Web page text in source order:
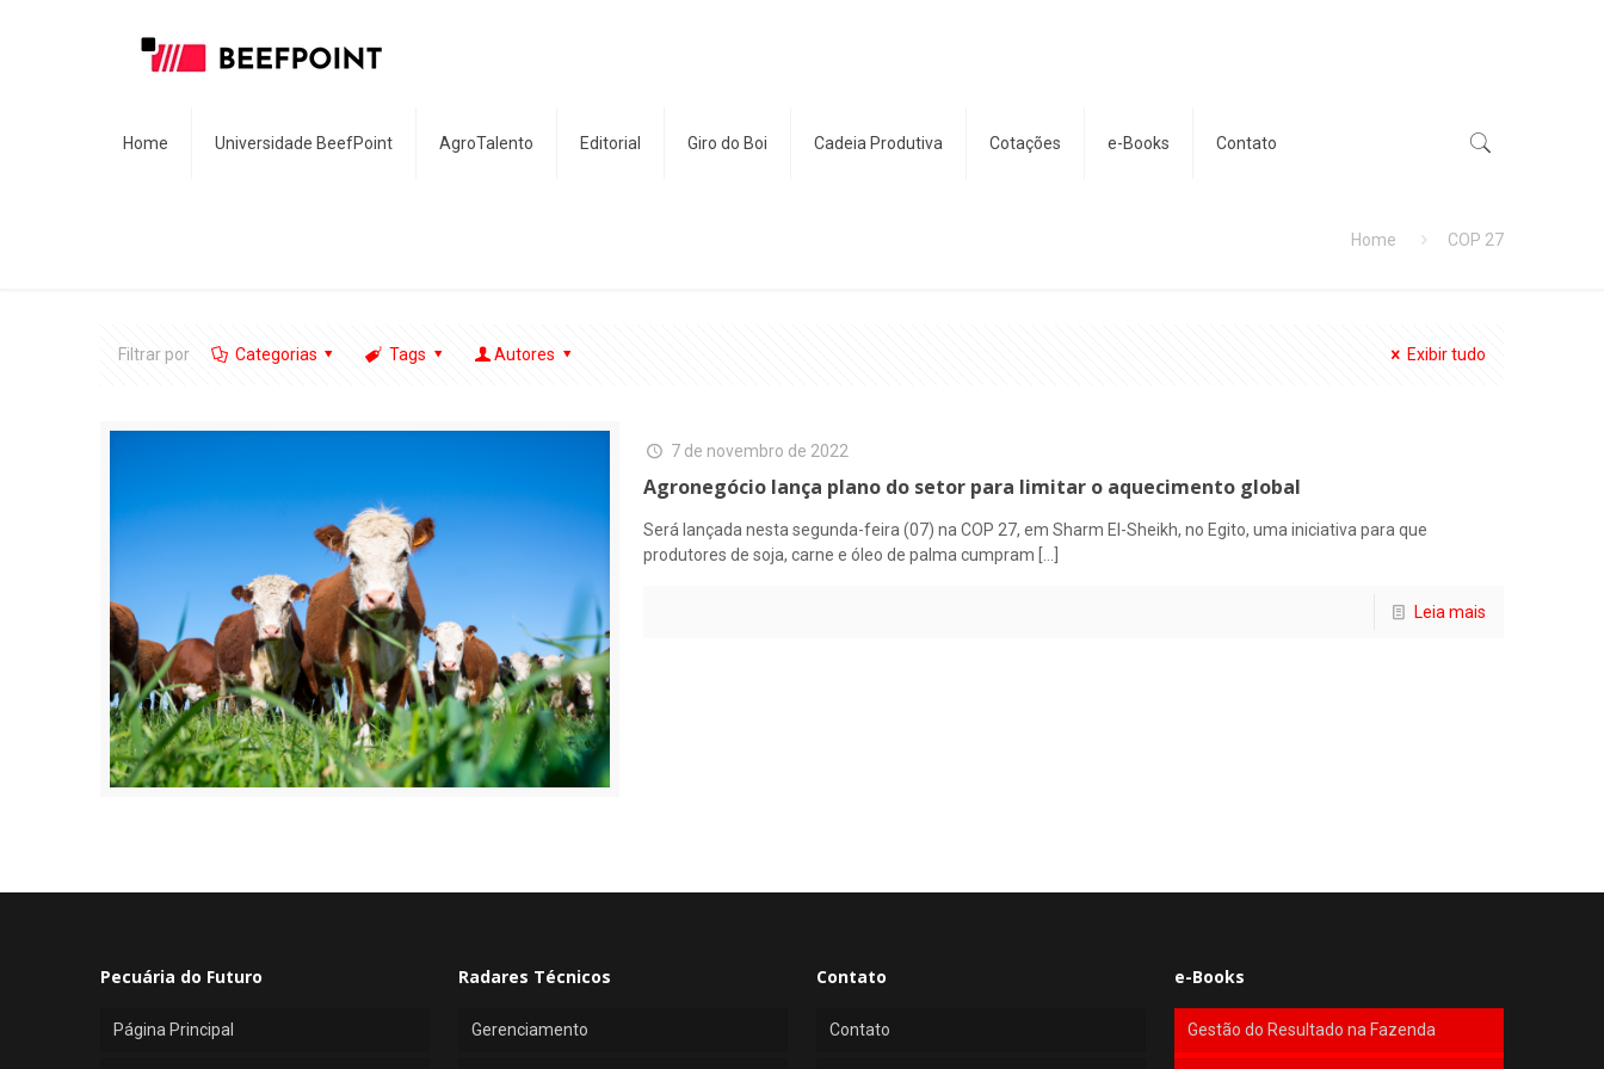
Home Universidade BeefPoint AgroTalento Editorial Giro do Boi Cadeia Produtiva Cotações e-Books Contato
Home COP 27
Filtrar por Categorias Tags Autores Exibir tudo
7 de novembro de 2022
Agronegócio lança plano do setor para limitar o aquecimento global
Será lançada nesta segunda-feira (07) na COP 27, em Sharm El-Sheikh, no Egito, uma iniciativa para que
produtores de soja, carne e óleo de palma cumpram
Leia mais
Pecuária do Futuro
Página Principal
Radares Técnicos
Gerenciamento
Contato
Contato
e-Books
Gestão do Resultado na Fazenda